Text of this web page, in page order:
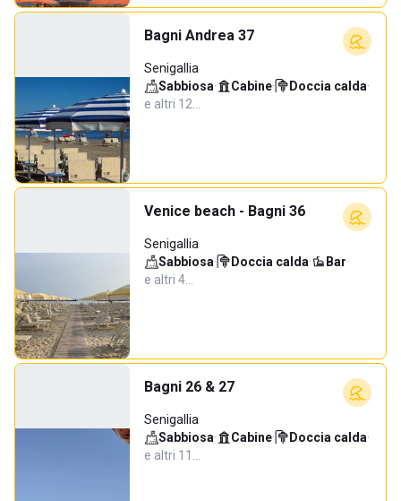
Bagni Andrea 37
Senigallia
Sabbiosa· Cabine· Doccia calda·
e altri 12…
Venice beach - Bagni 36
Senigallia
Sabbiosa· Doccia calda· Bar·
e altri 4…
Bagni 26 & 27
Senigallia
Sabbiosa· Cabine· Doccia calda·
e altri 11…